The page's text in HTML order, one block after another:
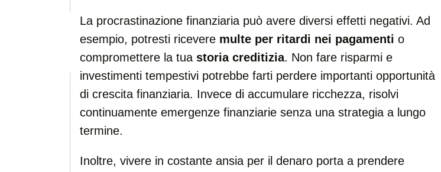
La procrastinazione finanziaria può avere diversi effetti negativi. Ad
esempio, potresti ricevere multe per ritardi nei pagamenti o
compromettere la tua storia creditizia. Non fare risparmi e
investimenti tempestivi potrebbe farti perdere importanti opportunità
di crescita finanziaria. Invece di accumulare ricchezza, risolvi
continuamente emergenze finanziarie senza una strategia a lungo
termine.
Inoltre, vivere in costante ansia per il denaro porta a prendere